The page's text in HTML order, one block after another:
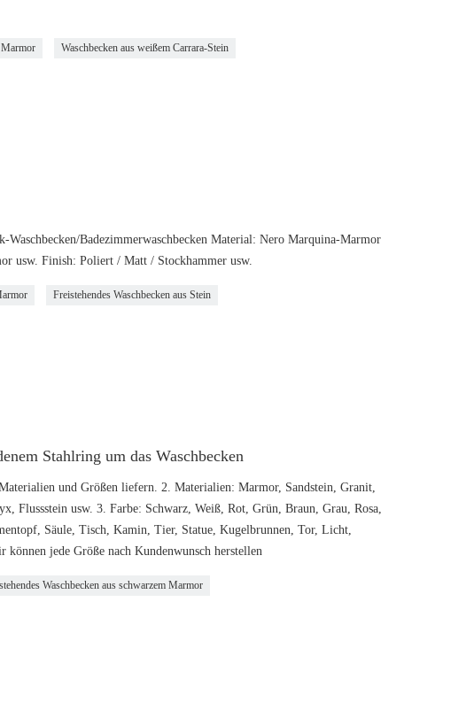
Marmor Waschbecken aus weißem Carrara-Stein
Badezimmerwaschbecken Material: Nero Marquina-Marmor
usw. Finish: Poliert / Matt / Stockhammer usw.
Freistehendes Waschbecken aus Stein
Stahlring um das Waschbecken
und Größen liefern. 2. Materialien: Marmor, Sandstein, Granit,
usw. 3. Farbe: Schwarz, Weiß, Rot, Grün, Braun, Grau, Rosa,
Säule, Tisch, Kamin, Tier, Statue, Kugelbrunnen, Tor, Licht,
jede Größe nach Kundenwunsch herstellen
Waschbecken aus schwarzem Marmor